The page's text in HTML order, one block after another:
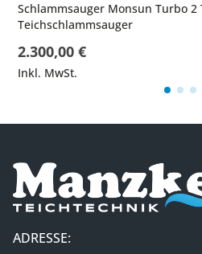
Schlammsauger Monsun Turbo 2
Teichschlammsauger
2.300,00 €
Inkl. MwSt.
ADRESSE: